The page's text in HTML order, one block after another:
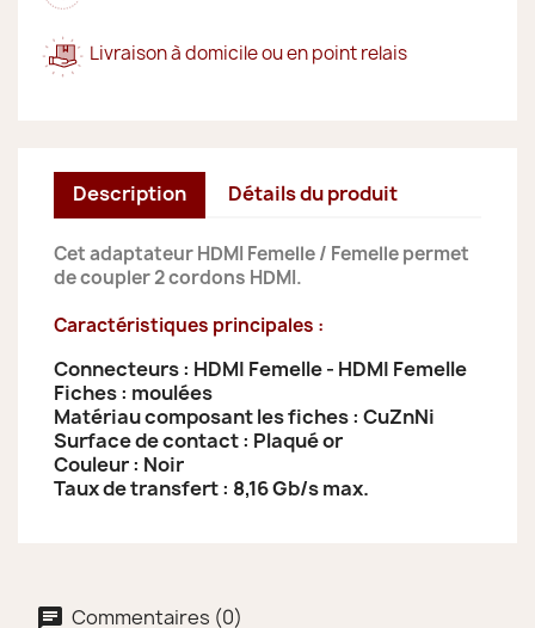
Livraison à domicile ou en point relais
Description Détails du produit
Cet adaptateur HDMI Femelle / Femelle permet
de coupler 2 cordons HDMI.
Caractéristiques principales :
Connecteurs : HDMI Femelle - HDMI Femelle
Fiches : moulées
Matériau composant les fiches : CuZnNi
Surface de contact : Plaqué or
Couleur : Noir
Taux de transfert : 8,16 Gb/s max.
Commentaires (0)